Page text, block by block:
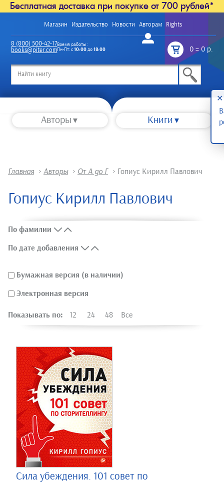
Бесплатная доставка при покупке от 700 рублей*
Магазин Издательство Новости Авторам Rights
Войти
0=0 р.
8 (800) 500-42-17
books@piter.com
Время работы:
Пн-Пт: с10:00до18:00
Авторы Книги
Главная > Авторы > От А до Г > Гопиус Кирилл Павлович
Гопиус Кирилл Павлович
По фамилии
По дате добавления
Бумажная версия (в наличии)
Электронная версия
Показывать по: 12 24 48 Все
Сила убеждения. 101 совет по
✕